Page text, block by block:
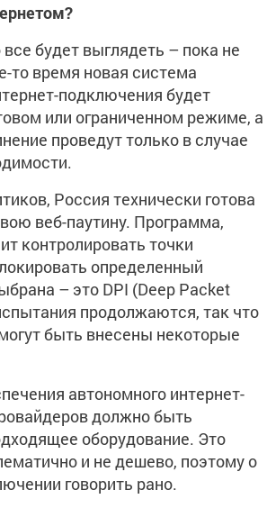
будет выглядеть – пока не
то время новая система
подключения будет
или ограниченном режиме, а
проведут только в случае
Россия технически готова
веб-паутину. Программа,
контролировать точки
определенный
– это DPI (Deep Packet
продолжаются, так что
быть внесены некоторые
автономного интернет-
должно быть
оборудование. Это
и не дешево, поэтому о
говорить рано.